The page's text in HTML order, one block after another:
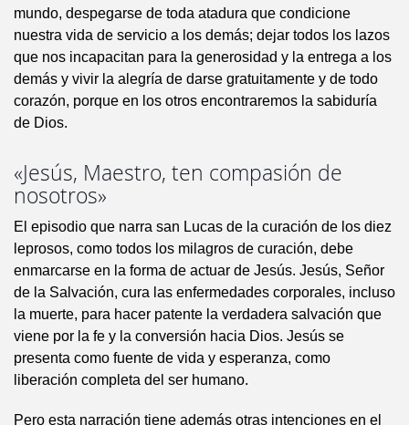
mundo, despegarse de toda atadura que condicione
nuestra vida de servicio a los demás; dejar todos los lazos
que nos incapacitan para la generosidad y la entrega a los
demás y vivir la alegría de darse gratuitamente y de todo
corazón, porque en los otros encontraremos la sabiduría
de Dios.
«Jesús, Maestro, ten compasión de
nosotros»
El episodio que narra san Lucas de la curación de los diez
leprosos, como todos los milagros de curación, debe
enmarcarse en la forma de actuar de Jesús. Jesús, Señor
de la Salvación, cura las enfermedades corporales, incluso
la muerte, para hacer patente la verdadera salvación que
viene por la fe y la conversión hacia Dios. Jesús se
presenta como fuente de vida y esperanza, como
liberación completa del ser humano.
Pero esta narración tiene además otras intenciones en el